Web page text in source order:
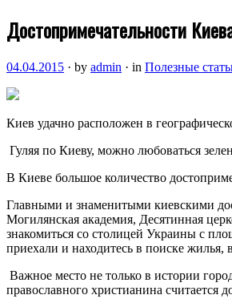
Достопримечательности
04.04.2015 · by admin · in Полезные
Киев удачно расположен в
Гуляя по Киеву, можно любоваться
В Киеве большое количество
Главными и знаменитыми киевскими
Могилянская академия, Десятинная
знакомиться со столицей Украины с
приехали и находитесь в поиске жилья,
Важное место не только в истории
православного христианина считается